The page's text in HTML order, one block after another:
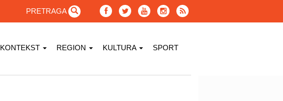
PRETRAGA
KONTEKST REGION KULTURA SPORT